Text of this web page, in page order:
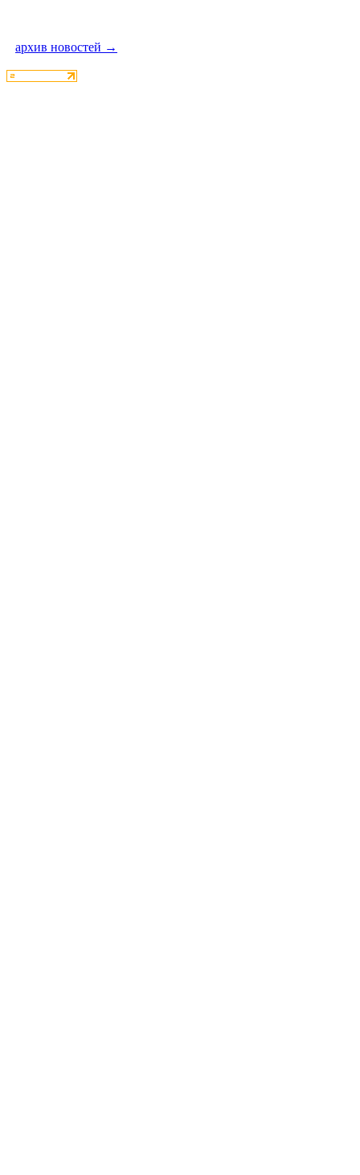
архив новостей →